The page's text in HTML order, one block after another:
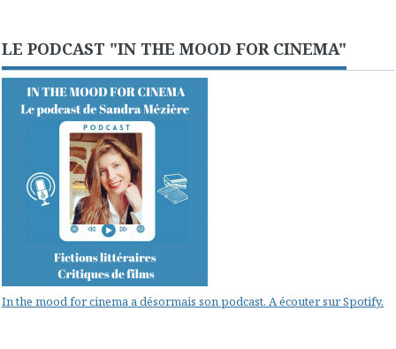
LE PODCAST "IN THE MOOD FOR CINEMA"
In the mood for cinema a désormais son podcast. A écouter sur Spotify.